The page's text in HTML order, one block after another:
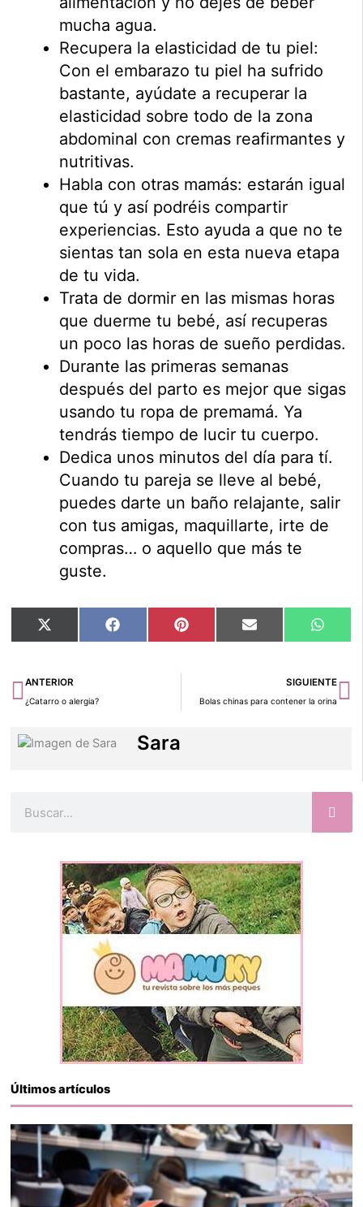
mucha agua.
Recupera la elasticidad de tu piel:
Con el embarazo tu piel ha sufrido
bastante, ayúdate a recuperar la
elasticidad sobre todo de la zona
abdominal con cremas reafirmantes y
nutritivas.
Habla con otras mamás: estarán igual
que tú y así podréis compartir
experiencias. Esto ayuda a que no te
sientas tan sola en esta nueva etapa
de tu vida.
Trata de dormir en las mismas horas
que duerme tu bebé, así recuperas
un poco las horas de sueño perdidas.
Durante las primeras semanas
después del parto es mejor que sigas
usando tu ropa de premamá. Ya
tendrás tiempo de lucir tu cuerpo.
Dedica unos minutos del día para tí.
Cuando tu pareja se lleve al bebé,
puedes darte un baño relajante, salir
con tus amigas, maquillarte, irte de
compras… o aquello que más te
guste.
Compartir
en
X
(Twitter)
Compartir
en
Facebook Compartir
en
Pinterest Compartir
en
Email
en
Ant
ANTERIOR
¿Catarro o alergia?
SIGUIENTE
Bolas chinas para contener la orina
Sara
Últimos artículos